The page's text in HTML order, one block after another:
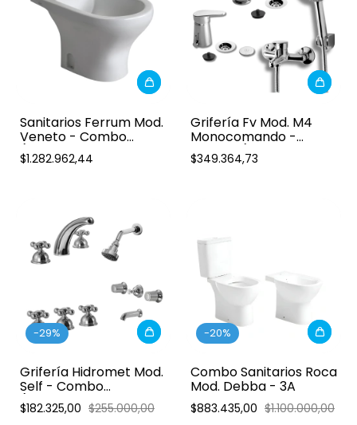
Sanitarios Ferrum Mod.
Veneto - Combo
(Inodoro largo, asiento,
depósito y bidet)
$1.282.962,44
Grifería Fv Mod. M4
Monocomando -
Combo (Lavatorio,
bidet y ducha ext.)
$349.364,73
-29%
Grifería Hidromet Mod.
Self - Combo
(Lavatorio, bidet y
ducha c/transf.)
$182.325,00 $255.000,00
-20%
Combo Sanitarios Roca
Mod. Debba - 3A
$883.435,00 $1.100.000,00